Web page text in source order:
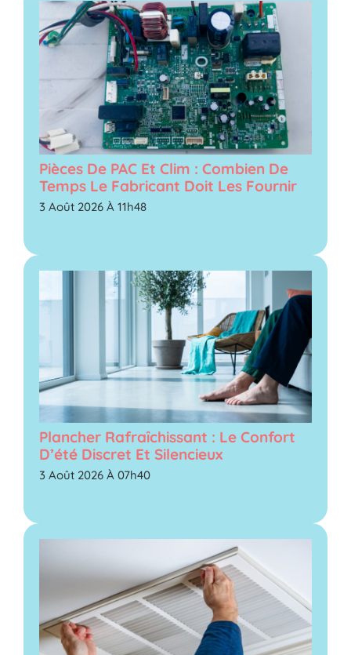
Pièces De PAC Et Clim : Combien De
Temps Le Fabricant Doit Les Fournir
3 Août 2026 À 11h48
Plancher Rafraîchissant : Le Confort
D’été Discret Et Silencieux
3 Août 2026 À 07h40